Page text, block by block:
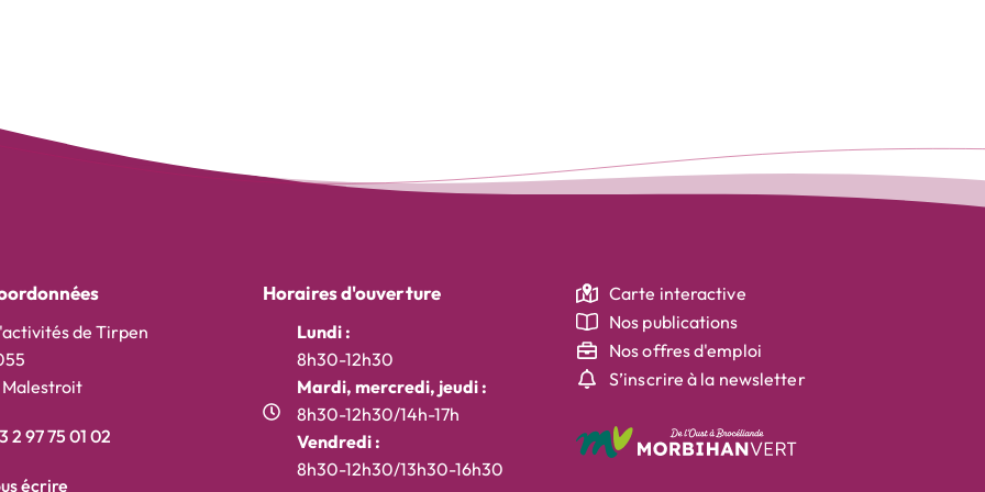
onglet)
de Tirpen
2 97 75 01 02
écrire
Horaires d'ouverture
Lundi :
8h30-12h30
Mardi, mercredi, jeudi :
8h30-12h30/14h-17h
Vendredi :
8h30-12h30/13h30-16h30
Carte interactive
Nos publications
Nos offres d'emploi
S’inscrire à la newsletter